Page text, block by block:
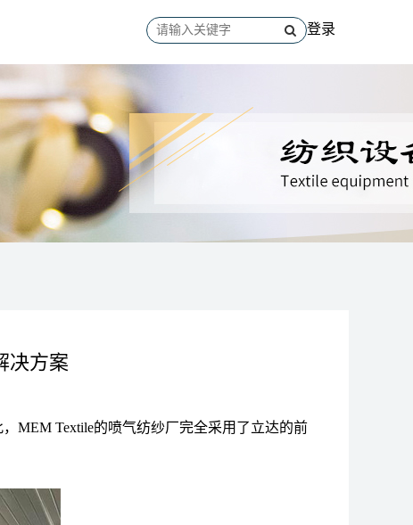
登录
决方案
MEM Textile的喷气纺纱厂完全采用了立达的前